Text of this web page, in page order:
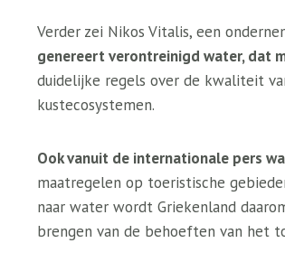
Verder zei Nikos Vitalis, een
genereert verontreinigd water, dat
duidelijke regels over de kwaliteit
kustecosystemen.
Ook vanuit de internationale pers
maatregelen op toeristische
naar water wordt Griekenland
brengen van de behoeften van het